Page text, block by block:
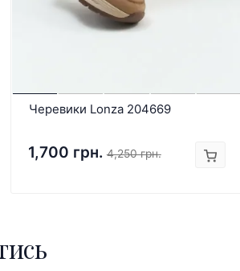
Черевики Lonza 204669
1,700 грн. 4,250 грн.